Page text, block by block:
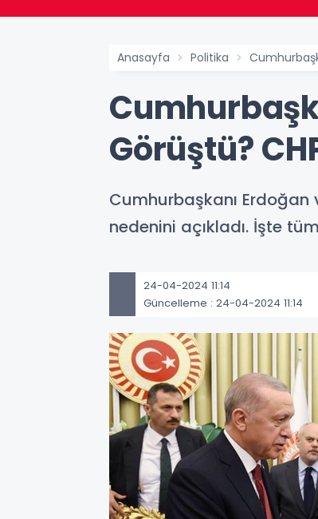
Anasayfa Politika
Görüştü?
Cumhurbaşkanı Erdoğan
nedenini açıkladı. İşte
24-04-2024 11:14
Güncelleme : 24-04-2024 11:14